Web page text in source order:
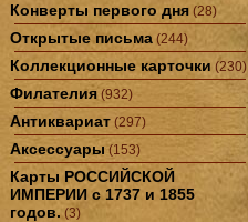
Конверты первого дня (28)
Открытые письма (244)
Коллекционные карточки (230)
Филателия (932)
Антиквариат (297)
Аксессуары(153)
Карты РОССИЙСКОЙ
ИМПЕРИИ с 1737 и 1855
годов.(3)